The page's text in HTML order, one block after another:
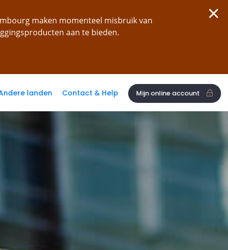
maken momenteel misbruik van
aan te bieden.
landen Contact & Help Mijn online account